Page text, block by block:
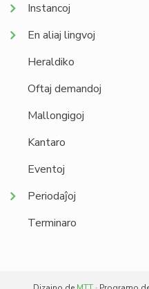
Instancoj
En aliaj lingvoj
Heraldiko
Oftaj demandoj
Mallongigoj
Kantaro
Eventoj
Periodaĵoj
Terminaro